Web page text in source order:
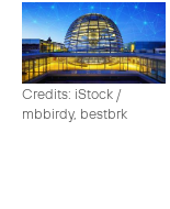
Credits: iStock /
mbbirdy, bestbrk